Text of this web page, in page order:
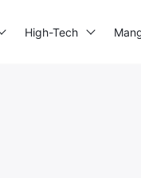
High-Tech